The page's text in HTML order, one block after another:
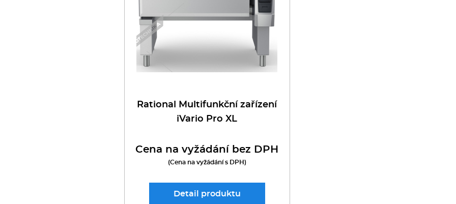
Rational Multifunkční zařízení
iVario Pro XL
Cena na vyžádání bez DPH
(Cena na vyžádání s DPH)
Detail produktu